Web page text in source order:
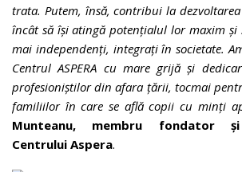
trata. Putem, însă, contribui la
încât să își atingă potențialul lor maxim și
mai independenți, integrați în societate.
Centrul ASPERA cu mare grijă și
profesioniștilor din afara țării, tocmai
familiilor în care se află copii cu minți
Munteanu, membru fondator
Centrului Aspera.